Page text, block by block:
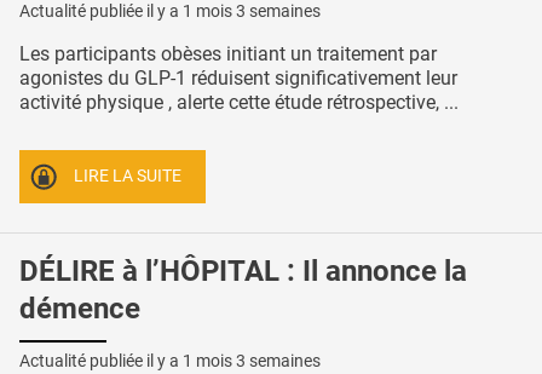
Actualité publiée il y a 1 mois 3 semaines
Les participants obèses initiant un traitement par
agonistes du GLP-1 réduisent significativement leur
activité physique , alerte cette étude rétrospective, ...
LIRE LA SUITE
DÉLIRE à l’HÔPITAL : Il annonce la
démence
Actualité publiée il y a 1 mois 3 semaines